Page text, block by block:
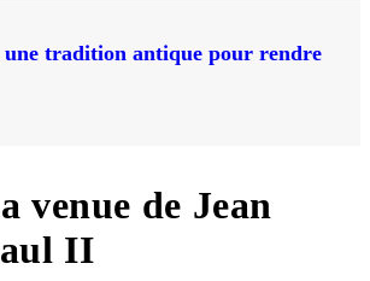
une tradition antique pour rendre
venue de Jean
II